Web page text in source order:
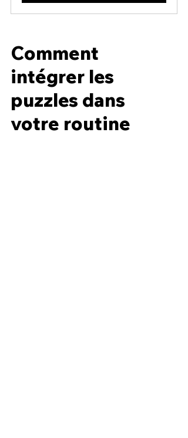
Comment
intégrer les
puzzles dans
votre routine